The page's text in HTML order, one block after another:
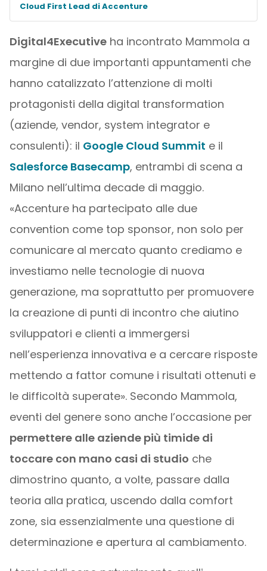
Cloud First Lead di Accenture
Digital4Executiveha incontrato Mammola a
margine di due importanti appuntamenti che
hanno catalizzato l’attenzione di molti
protagonisti della digital transformation
(aziende, vendor, system integrator e
consulenti): il Google Cloud Summit e il
Salesforce Basecamp, entrambi di scena a
Milano nell’ultima decade di maggio.
«Accenture ha partecipato alle due
convention come top sponsor, non solo per
comunicare al mercato quanto crediamo e
investiamo nelle tecnologie di nuova
generazione, ma soprattutto per promuovere
la creazione di punti di incontro che aiutino
sviluppatori e clienti a immergersi
nell’esperienza innovativa e a cercare risposte
mettendo a fattor comune i risultati ottenuti e
le difficoltà superate». Secondo Mammola,
eventi del genere sono anche l’occasione per
permettere alle aziende più timide di
toccare con mano casi di studio che
dimostrino quanto, a volte, passare dalla
teoria alla pratica, uscendo dalla comfort
zone, sia essenzialmente una questione di
determinazione e apertura al cambiamento.